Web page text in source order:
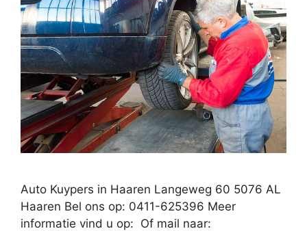
Auto Kuypers in Haaren Langeweg 60 5076 AL
Haaren Bel ons op: 0411-625396 Meer
informatie vind u op: Of mail naar: